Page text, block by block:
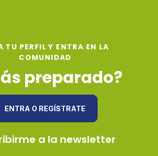
TU PERFIL Y ENTRA EN LA
COMUNIDAD
preparado?
ENTRA O REGÍSTRATE
a la newsletter